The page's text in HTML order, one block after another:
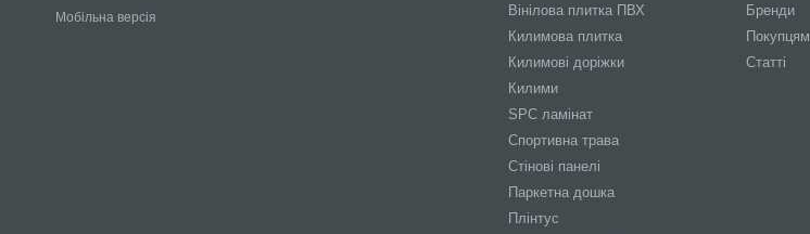
Мобільна версія
Вінілова плитка ПВХ
Килимова плитка
Килимові доріжки
Килими
SPC ламінат
Спортивна трава
Стінові панелі
Паркетна дошка
Плінтус
Бренди
Покупцям
Статті